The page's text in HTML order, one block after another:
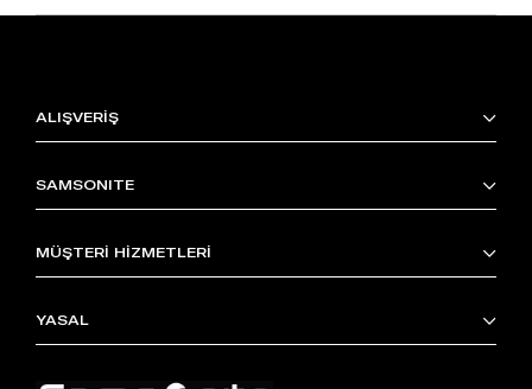
ALIŞVERİŞ
SAMSONITE
MÜŞTERİ HİZMETLERİ
YASAL